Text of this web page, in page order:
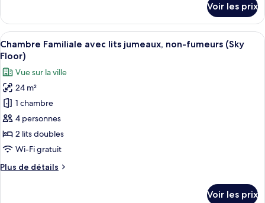
jumeaux,
non-
fumeurs
(Sky
Floor)
le
type
de
chambre
Chambre
avec
lits
jumeaux,
non-
fumeurs
Floor)
Voir les prix
Afficher
toutes
les
photos
pour
ce
type
de
chambre :
Familiale
14
Chambre Familiale avec lits jumeaux, non-fumeurs (Sky
Floor)
Vue sur la ville
24 m²
1 chambre
4 personnes
2 lits doubles
Wi-Fi gratuit
Plus de détails
Plus
Voir les prix